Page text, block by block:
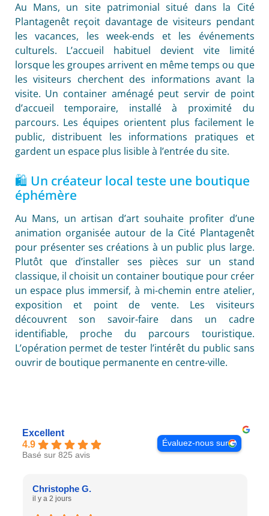
Au Mans, un site patrimonial situé dans la Cité
Plantagenêt reçoit davantage de visiteurs pendant
les vacances, les week-ends et les événements
culturels. L’accueil habituel devient vite limité
lorsque les groupes arrivent en même temps ou que
les visiteurs cherchent des informations avant la
visite. Un container aménagé peut servir de point
d’accueil temporaire, installé à proximité du
parcours. Les équipes orientent plus facilement le
public, distribuent les informations pratiques et
gardent un espace plus lisible à l’entrée du site.
🛍️ Un créateur local teste une boutique
éphémère
Au Mans, un artisan d’art souhaite profiter d’une
animation organisée autour de la Cité Plantagenêt
pour présenter ses créations à un public plus large.
Plutôt que d’installer ses pièces sur un stand
classique, il choisit un container boutique pour créer
un espace plus immersif, à mi-chemin entre atelier,
exposition et point de vente. Les visiteurs
découvrent son savoir-faire dans un cadre
identifiable, proche du parcours touristique.
L’opération permet de tester l’intérêt du public sans
ouvrir de boutique permanente en centre-ville.
Excellent
4.9
Basé sur 825 avis
Évaluez-nous sur
Christophe G.
il y a 2 jours